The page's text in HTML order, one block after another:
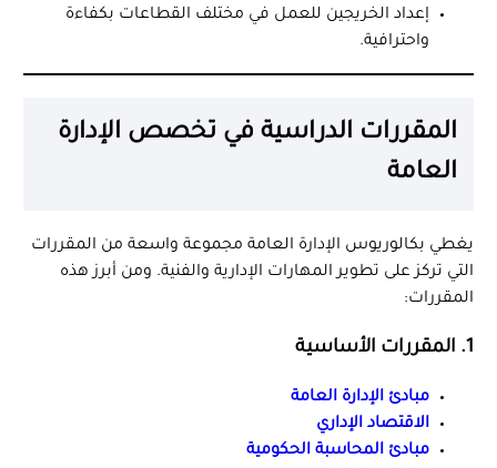
إعداد الخريجين للعمل في مختلف القطاعات بكفاءة
واحترافية.
المقررات الدراسية في تخصص الإدارة
العامة
يغطي بكالوريوس الإدارة العامة مجموعة واسعة من المقررات
التي تركز على تطوير المهارات الإدارية والفنية. ومن أبرز هذه
المقررات:
1. المقررات الأساسية
مبادئ الإدارة العامة
الاقتصاد الإداري
مبادئ المحاسبة الحكومية